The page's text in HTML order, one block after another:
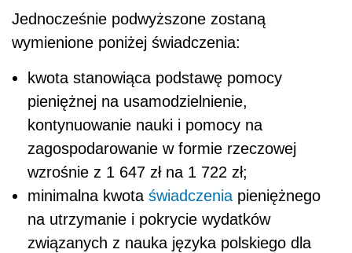
Jednocześnie podwyższone zostaną
wymienione poniżej świadczenia:
kwota stanowiąca podstawę pomocy
pieniężnej na usamodzielnienie,
kontynuowanie nauki i pomocy na
zagospodarowanie w formie rzeczowej
wzrośnie z 1 647 zł na 1 722 zł;
minimalna kwota świadczenia pieniężnego
na utrzymanie i pokrycie wydatków
związanych z nauka języka polskiego dla